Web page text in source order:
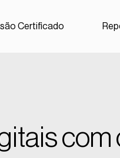
Certificado
com